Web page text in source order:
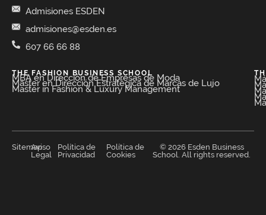
Admisiones ESDEN
admisiones@esden.es
607 66 66 88
THE FASHION BUSINESS SCHOOL​
MBA en Dirección de Empresas de Moda​
Máster en Dirección Estratégica de Marcas de Lujo
Master in Fashion & Luxury Management
© 2026 Esden Business
School. All rights reserved.
Sitemap
Aviso
Legal
Política de
Privacidad
Política de
Cookies